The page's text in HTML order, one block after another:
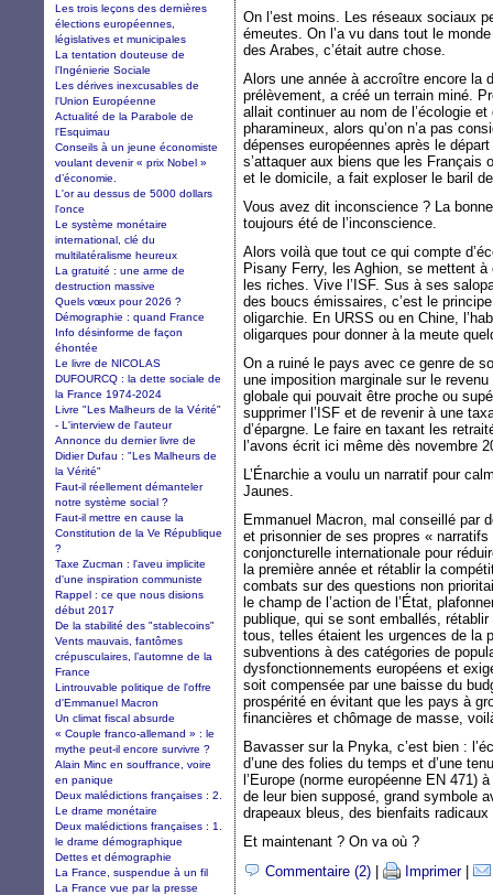
On l’est moins. Les réseaux sociaux
émeutes. On l’a vu dans tout le
des Arabes, c’était autre chose.
Alors une année à accroître encore la
prélèvement, a créé un terrain miné.
allait continuer au nom de l’écologie
pharamineux, alors qu’on n’a pas
dépenses européennes après le
s’attaquer aux biens que les Français
et le domicile, a fait exploser le baril
Vous avez dit inconscience ? La
toujours été de l’inconscience.
Alors voilà que tout ce qui compte
Pisany Ferry, les Aghion, se mettent
les riches. Vive l’ISF. Sus à ses
des boucs émissaires, c’est le
oligarchie. En URSS ou en Chine,
oligarques pour donner à la meute
On a ruiné le pays avec ce genre de
une imposition marginale sur le
globale qui pouvait être proche ou
supprimer l’ISF et de revenir à une
d’épargne. Le faire en taxant les
l’avons écrit ici même dès novembre
L’Énarchie a voulu un narratif pour
Jaunes.
Emmanuel Macron, mal conseillé par
et prisonnier de ses propres « narratifs
conjoncturelle internationale pour
la première année et rétablir la
combats sur des questions non
le champ de l’action de l’État,
publique, qui se sont emballés,
tous, telles étaient les urgences de la
subventions à des catégories de
dysfonctionnements européens et
soit compensée par une baisse du
prospérité en évitant que les pays à
financières et chômage de masse,
Bavasser sur la Pnyka, c’est bien :
d’une des folies du temps et d’une
l’Europe (norme européenne EN
de leur bien supposé, grand symbole
drapeaux bleus, des bienfaits radicaux
Et maintenant ? On va où ?
Commentaire (2)
Imprimer|
Les trois leçons des dernières
élections européennes,
législatives et municipales
La tentation douteuse de
l’Ingénierie Sociale
Les dérives inexcusables de
l'Union Européenne
Actualité de la Parabole de
l'Esquimau
Conseils à un jeune économiste
voulant devenir « prix Nobel »
d’économie.
L'or au dessus de 5000 dollars
l'once
Le système monétaire
international, clé du
multilatéralisme heureux
La gratuité : une arme de
destruction massive
Quels vœux pour 2026 ?
Démographie : quand France
Info désinforme de façon
éhontée
Le livre de NICOLAS
DUFOURCQ : la dette sociale de
la France 1974-2024
Livre "Les Malheurs de la Vérité"
- L'interview de l'auteur
Annonce du dernier livre de
Didier Dufau : "Les Malheurs de
la Vérité"
Faut-il réellement démanteler
notre système social ?
Faut-il mettre en cause la
Constitution de la Ve République
?
Taxe Zucman : l'aveu implicite
d'une inspiration communiste
Rappel : ce que nous disions
début 2017
De la stabilité des "stablecoins"
Vents mauvais, fantômes
crépusculaires, l’automne de la
France
Lintrouvable politique de l'offre
d'Emmanuel Macron
Un climat fiscal absurde
« Couple franco-allemand » : le
mythe peut-il encore survivre ?
Alain Minc en souffrance, voire
en panique
Deux malédictions françaises : 2.
Le drame monétaire
Deux malédictions françaises : 1.
le drame démographique
Dettes et démographie
La France, suspendue à un fil
La France vue par la presse